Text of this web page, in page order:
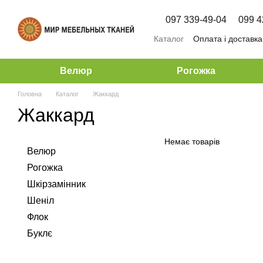
097 339-49-04 099
Каталог Оплата і доставка
Велюр Рогожка
Головна Каталог Жаккард
Жаккард
Немає товарів
Велюр
Рогожка
Шкірзамінник
Шеніл
Флок
Буклє